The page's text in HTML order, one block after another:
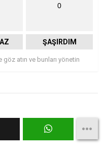
0
ŞAŞIRDIM
atın ve bunları yönetin